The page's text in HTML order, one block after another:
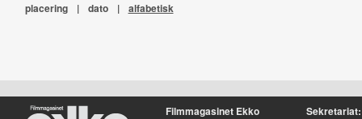
placering | dato | alfabetisk
Filmmagasinet Ekko Sekretariat: